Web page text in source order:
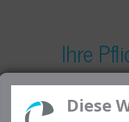
Diese
Ihre
1.